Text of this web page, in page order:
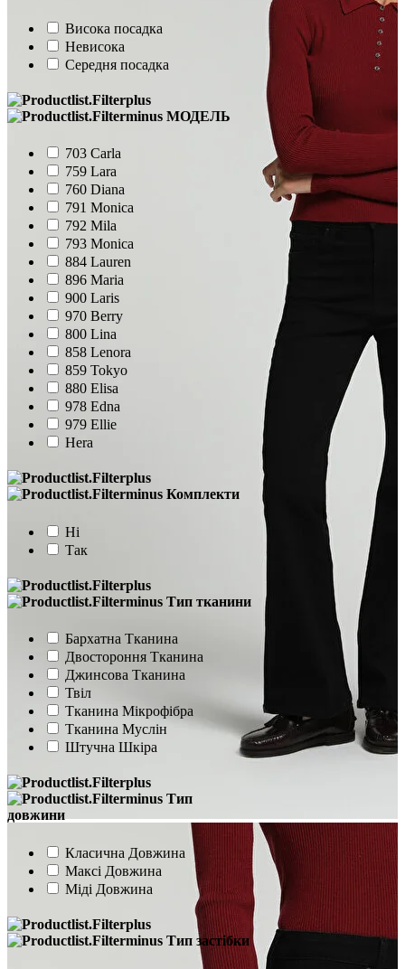
Висока посадка
Невисока
Середня посадка
МОДЕЛЬ
703 Carla
759 Lara
760 Diana
791 Monica
792 Mila
793 Monica
884 Lauren
896 Maria
900 Laris
970 Berry
800 Lina
858 Lenora
859 Tokyo
880 Elisa
978 Edna
979 Ellie
Hera
Комплекти
Ні
Так
Тип тканини
Бархатна Тканина
Двостороння Тканина
Джинсова Тканина
Твіл
Тканина Мікрофібра
Тканина Муслін
Штучна Шкіра
Тип
довжини
Класична Довжина
Максі Довжина
Міді Довжина
Тип застібки